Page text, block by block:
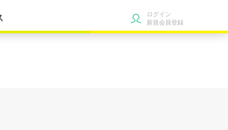
ログイン
新規会員登録